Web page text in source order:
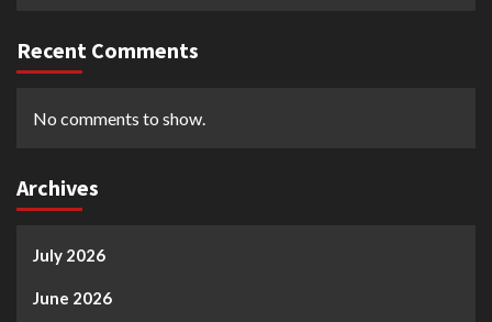
Recent Comments
No comments to show.
Archives
July 2026
June 2026